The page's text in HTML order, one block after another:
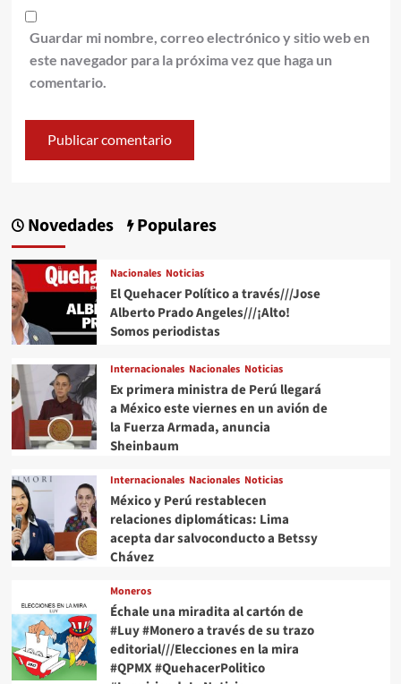
Guardar mi nombre, correo electrónico y sitio web en
este navegador para la próxima vez que haga un
comentario.
Novedades Populares
Nacionales Noticias
El Quehacer Político a través///Jose
Alberto Prado Angeles///¡Alto!
Somos periodistas
Internacionales Nacionales Noticias
Ex primera ministra de Perú llegará
a México este viernes en un avión de
la Fuerza Armada, anuncia
Sheinbaum
Internacionales Nacionales Noticias
México y Perú restablecen
relaciones diplomáticas: Lima
acepta dar salvoconducto a Betssy
Chávez
Moneros
Échale una miradita al cartón de
#Luy #Monero a través de su trazo
editorial///Elecciones en la mira
#QPMX #QuehacerPolitico